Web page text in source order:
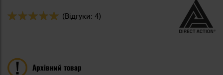
Оцінка:
(Відгуки: 4)
Архівний товар